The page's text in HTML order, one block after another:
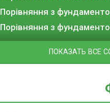
Порівняння з
Порівняння з
ПОКАЗАТЬ ВСЕ